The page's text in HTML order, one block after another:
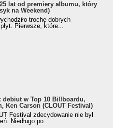
lat od premiery albumu, który
na Weekend)
trochę dobrych
Pierwsze, które...
debiut w Top 10 Billboardu,
Ken Carson (CLOUT Festival)
Festival zdecydowanie nie był
Niedługo po...